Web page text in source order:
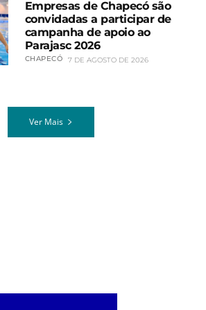
Empresas de Chapecó são
convidadas a participar de
campanha de apoio ao
Parajasc 2026
CHAPECÓ 7 DE AGOSTO DE 2026
Ver Mais